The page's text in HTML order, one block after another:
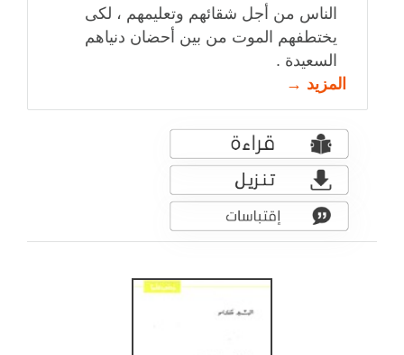
الناس من أجل شقائهم وتعليمهم ، لكى
يختطفهم الموت من بين أحضان دنياهم
السعيدة .
المزيد →